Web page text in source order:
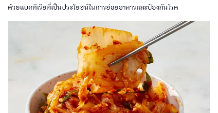
ด้วยแบคทีเรียที่เป็นประโยชน์ในการย่อยอาหารและป้องกันโรค